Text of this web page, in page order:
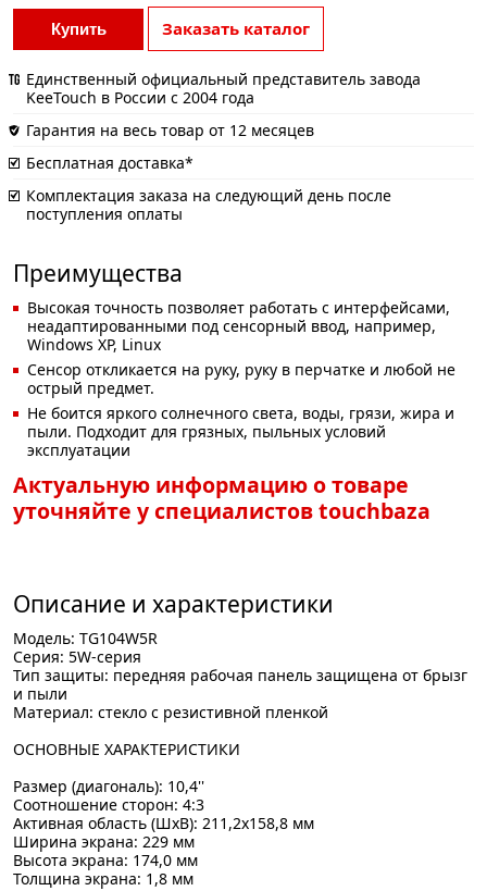
Купить Заказать каталог
Единственный официальный представитель завода
KeeTouch в России с 2004 года
Гарантия на весь товар от 12 месяцев
Бесплатная доставка*
Комплектация заказа на следующий день после
поступления оплаты
Преимущества
Высокая точность позволяет работать с интерфейсами,
неадаптированными под сенсорный ввод, например,
Windows XP, Linux
Сенсор откликается на руку, руку в перчатке и любой не
острый предмет.
Не боится яркого солнечного света, воды, грязи, жира и
пыли. Подходит для грязных, пыльных условий
эксплуатации
Актуальную информацию о товаре
уточняйте у специалистов touchbaza
Описание и характеристики
Модель: TG104W5R
Серия: 5W-серия
Тип защиты: передняя рабочая панель защищена от брызг
и пыли
Материал: стекло с резистивной пленкой
ОСНОВНЫЕ ХАРАКТЕРИСТИКИ
Размер (диагональ): 10,4''
Соотношение сторон: 4:3
Активная область (ШхВ): 211,2х158,8 мм
Ширина экрана: 229 мм
Высота экрана: 174,0 мм
Толщина экрана: 1,8 мм